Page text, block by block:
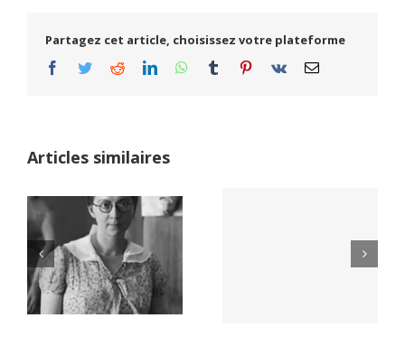
Partagez cet article, choisissez votre plateforme
Facebook
TwitterRedditLinkedInWhatsApp
Tumblr Pinterest
Vk Email
Articles similaires
Netflix Field of
Dreams (1989)
Yaïr Golan : une